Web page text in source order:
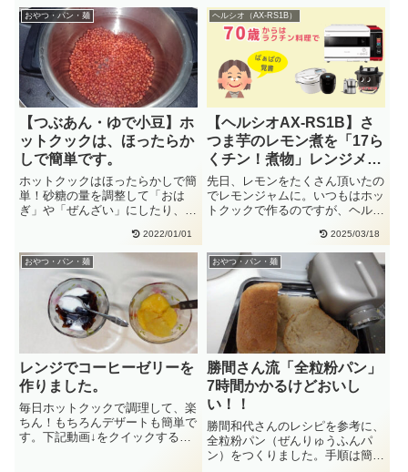
おやつ・パン・麺
【つぶあん・ゆで小豆】ホ
ットクックは、ほったらか
しで簡単です。
ホットクックはほったらかしで簡
単！砂糖の量を調整して「おは
ぎ」や「ぜんざい」にしたり、
2022/01/01
ヘルシオ（AX-RS1B）
【ヘルシオAX-RS1B】さ
つま芋のレモン煮を「17ら
くチン！煮物」レンジメニ
ューで試してみた
先日、レモンをたくさん頂いたの
でレモンジャムに。いつもはホッ
トクックで作るのですが、ヘルシ
2025/03/18
おやつ・パン・麺
レンジでコーヒーゼリーを
作りました。
毎日ホットクックで調理して、楽
ちん！もちろんデザートも簡単で
す。下記動画↓をクイックすると
おやつ・パン・麺
勝間さん流「全粒粉パン」
7時間かかるけどおいし
い！！
勝間和代さんのレシピを参考に、
全粒粉パン（ぜんりゅうふんパ
ン）をつくりました。手順は簡単